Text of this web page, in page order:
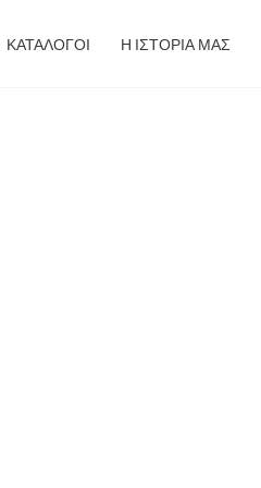
ΚΑΤΑΛΟΓΟΙ Η ΙΣΤΟΡΙΑ ΜΑΣ